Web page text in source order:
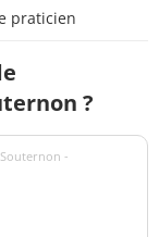
praticien
?
-